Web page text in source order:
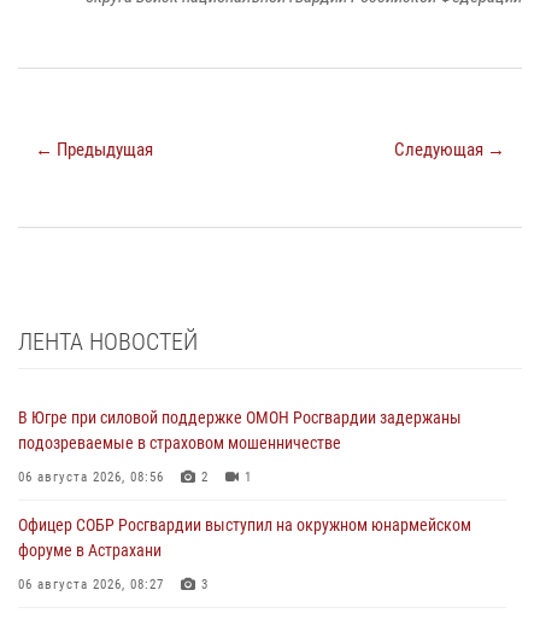
← Предыдущая Следующая →
ЛЕНТА НОВОСТЕЙ
В Югре при силовой поддержке ОМОН Росгвардии задержаны
подозреваемые в страховом мошенничестве
06 августа 2026, 08:56 2 1
Офицер СОБР Росгвардии выступил на окружном юнармейском
форуме в Астрахани
06 августа 2026, 08:27 3